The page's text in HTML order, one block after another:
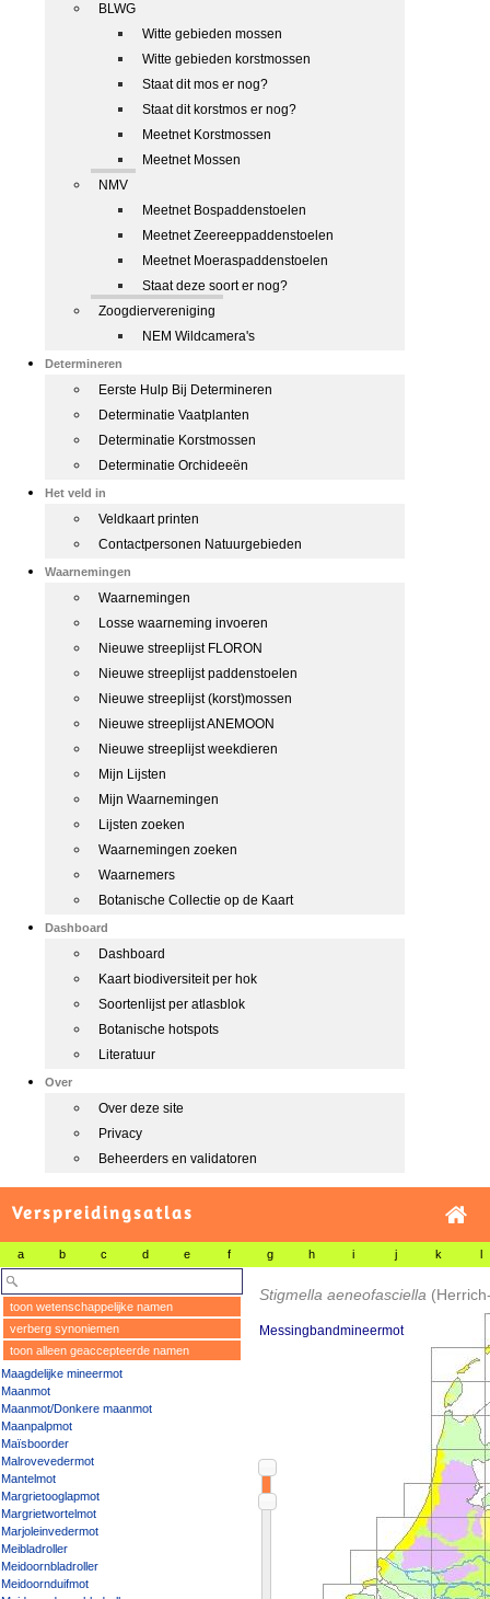
BLWG
Witte gebieden mossen
Witte gebieden korstmossen
Staat dit mos er nog?
Staat dit korstmos er nog?
Meetnet Korstmossen
Meetnet Mossen
NMV
Meetnet Bospaddenstoelen
Meetnet Zeereeppaddenstoelen
Meetnet Moeraspaddenstoelen
Staat deze soort er nog?
Zoogdiervereniging
NEM Wildcamera's
Determineren
Eerste Hulp Bij Determineren
Determinatie Vaatplanten
Determinatie Korstmossen
Determinatie Orchideeën
Het veld in
Veldkaart printen
Contactpersonen Natuurgebieden
Waarnemingen
Waarnemingen
Losse waarneming invoeren
Nieuwe streeplijst FLORON
Nieuwe streeplijst paddenstoelen
Nieuwe streeplijst (korst)mossen
Nieuwe streeplijst ANEMOON
Nieuwe streeplijst weekdieren
Mijn Lijsten
Mijn Waarnemingen
Lijsten zoeken
Waarnemingen zoeken
Waarnemers
Botanische Collectie op de Kaart
Dashboard
Dashboard
Kaart biodiversiteit per hok
Soortenlijst per atlasblok
Botanische hotspots
Literatuur
Over
Over deze site
Privacy
Beheerders en validatoren
Verspreidingsatlas
a b c d e f g h i j k l
toon wetenschappelijke namen
verberg synoniemen
toon alleen geaccepteerde namen
Maagdelijke mineermot
Maanmot
Maanmot/Donkere maanmot
Maanpalpmot
Maïsboorder
Malrovevedermot
Mantelmot
Margrietooglapmot
Margrietwortelmot
Marjoleinvedermot
Meibladroller
Meidoornbladroller
Meidoornduifmot
Stigmella aeneofasciella
Messingbandmineermot